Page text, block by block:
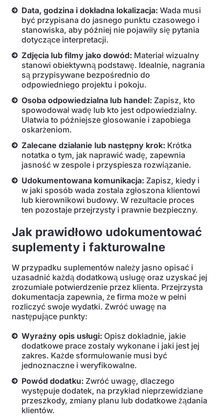
Data, godzina i dokładna lokalizacja: Wada musi
być przypisana do jasnego punktu czasowego i
stanowiska, aby później nie pojawiły się pytania
dotyczące interpretacji.
Zdjęcia lub filmy jako dowód: Materiał wizualny
stanowi obiektywną podstawę. Idealnie, nagrania
są przypisywane bezpośrednio do
odpowiedniego projektu i pokoju.
Osoba odpowiedzialna lub handel: Zapisz, kto
spowodował wadę lub kto jest odpowiedzialny.
Ułatwia to późniejsze głosowanie i zapobiega
oskarżeniom.
Zalecane działanie lub następny krok: Krótka
notatka o tym, jak naprawić wadę, zapewnia
jasność w zespole i przyspiesza rozwiązanie.
Udokumentowana komunikacja: Zapisz, kiedy i
w jaki sposób wada została zgłoszona klientowi
lub kierownikowi budowy. W rezultacie proces
ten pozostaje przejrzysty i prawnie bezpieczny.
Jak prawidłowo udokumentować
suplementy i fakturowalne
W przypadku suplementów należy jasno opisać i
uzasadnić każdą dodatkową usługę oraz uzyskać jej
zrozumiałe potwierdzenie przez klienta. Przejrzysta
dokumentacja zapewnia, że firma może w pełni
rozliczyć swoje wydatki. Zwróć uwagę na
następujące punkty:
Wyraźny opis usługi: Opisz dokładnie, jakie
dodatkowe prace zostały wykonane i jaki jest jej
zakres. Każde sformułowanie musi być
jednoznaczne i weryfikowalne.
Powód dodatku: Zwróć uwagę, dlaczego
występuje dodatek, na przykład nieprzewidziane
przeszkody, zmiany planu lub dodatkowe żądania
klientów.